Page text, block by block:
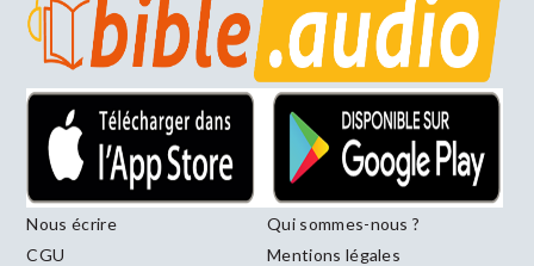
Nous écrire
Qui sommes-nous ?
CGU
Mentions légales